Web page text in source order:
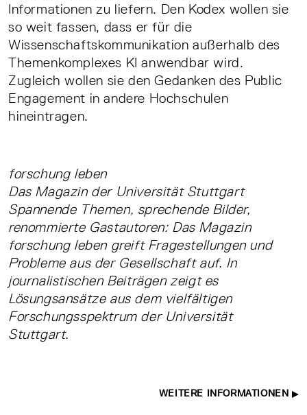
Informationen zu liefern. Den Kodex wollen sie
so weit fassen, dass er für die
Wissenschaftskommunikation außerhalb des
Themen­komplexes KI anwendbar wird.
Zugleich wollen sie den Gedanken des Public
Engagement in andere Hochschulen
hineintragen.
forschung leben
Das Magazin der Universität Stuttgart
Spannende Themen, sprechende Bilder,
renommierte Gastautoren: Das Magazin
forschung leben greift Fragestellungen und
Probleme aus der Gesellschaft auf. In
journalistischen Beiträgen zeigt es
Lösungsansätze aus dem vielfältigen
Forschungsspektrum der Universität
Stuttgart.
WEITERE INFORMATIONEN